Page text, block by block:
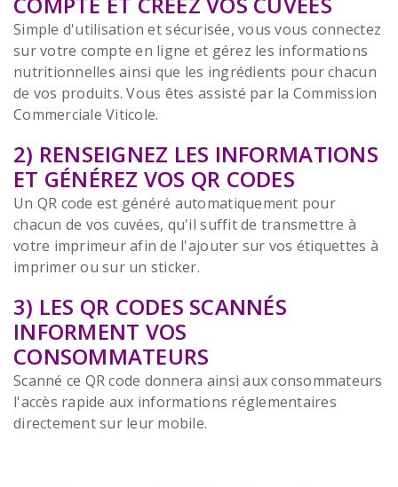
Simple d'utilisation et sécurisée, vous vous connectez
sur votre compte en ligne et gérez les informations
nutritionnelles ainsi que les ingrédients pour chacun
de vos produits. Vous êtes assisté par la Commission
Commerciale Viticole.
2) RENSEIGNEZ LES INFORMATIONS
ET GÉNÉREZ VOS QR CODES
Un QR code est généré automatiquement pour
chacun de vos cuvées, qu'il suffit de transmettre à
votre imprimeur afin de l'ajouter sur vos étiquettes à
imprimer ou sur un sticker.
3) LES QR CODES SCANNÉS
INFORMENT VOS
CONSOMMATEURS
Scanné ce QR code donnera ainsi aux consommateurs
l'accès rapide aux informations réglementaires
directement sur leur mobile.